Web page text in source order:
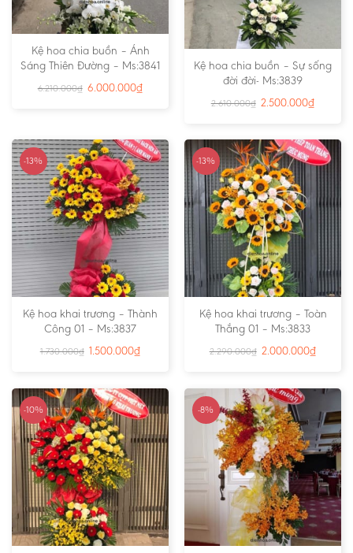
Kệ hoa chia buồn – Ánh
Sáng Thiên Đường – Ms:3841
6.210.000₫ 6.000.000₫
Kệ hoa chia buồn – Sự sống
đời đời- Ms:3839
2.610.000₫ 2.500.000₫
-13%
Kệ hoa khai trương – Thành
Công 01 – Ms:3837
1.730.000₫ 1.500.000₫
-13%
Kệ hoa khai trương – Toàn
Thắng 01 – Ms:3833
2.290.000₫ 2.000.000₫
-10% -8%